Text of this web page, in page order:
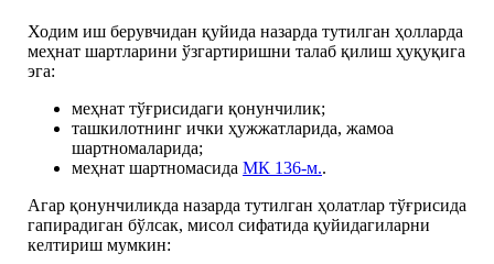
Ходим иш берувчидан қуйида назарда тутилган ҳолларда
меҳнат шартларини ўзгартиришни талаб қилиш ҳуқуқига
эга:
меҳнат тўғрисидаги қонунчилик;
ташкилотнинг ички ҳужжатларида, жамоа
шартномаларида;
меҳнат шартномасида МК 136-м..
Агар қонунчиликда назарда тутилган ҳолатлар тўғрисида
гапирадиган бўлсак, мисол сифатида қуйидагиларни
келтириш мумкин: